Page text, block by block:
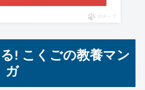
ポチップ
! こくごの教養マン
ガ